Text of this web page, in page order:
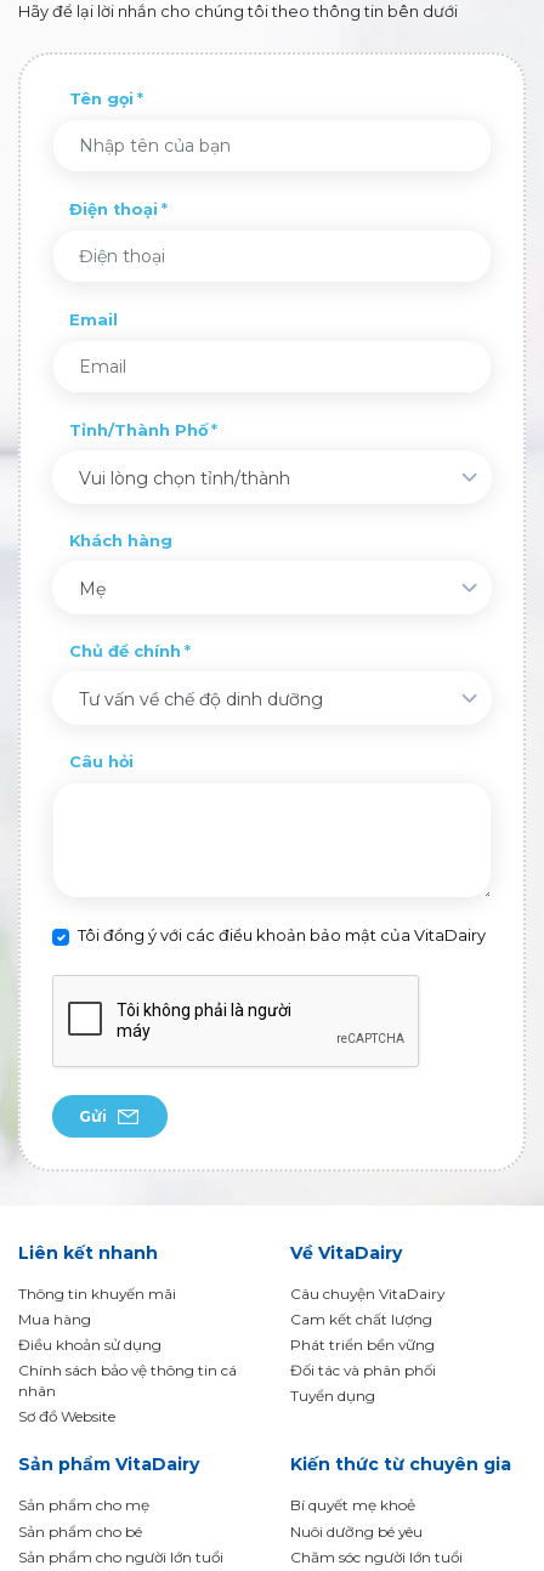
Hãy để lại lời nhắn cho chúng tôi theo thông tin bên dưới
Tên gọi
Điện thoại
Email
Tỉnh/Thành Phố
Vui lòng chọn tỉnh/thành
Khách hàng
Mẹ
Chủ đề chính
Tư vấn về chế độ dinh dưỡng
Câu hỏi
Tôi đồng ý với các điều khoản bảo mật của VitaDairy
Gửi
Liên kết nhanh
Thông tin khuyến mãi
Mua hàng
Điều khoản sử dụng
Chính sách bảo vệ thông tin cá
nhân
Sơ đồ Website
Về VitaDairy
Câu chuyện VitaDairy
Cam kết chất lượng
Phát triển bền vững
Đối tác và phân phối
Tuyển dụng
Sản phẩm VitaDairy
Sản phẩm cho mẹ
Sản phẩm cho bé
Sản phẩm cho người lớn tuổi
Kiến thức từ chuyên gia
Bí quyết mẹ khoẻ
Nuôi dưỡng bé yêu
Chăm sóc người lớn tuổi